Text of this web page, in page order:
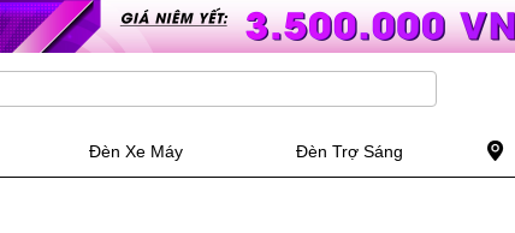
Đèn Xe Máy Đèn Trợ Sáng